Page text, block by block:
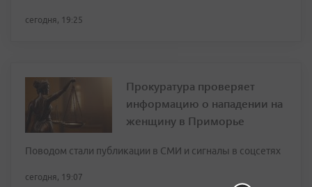
сегодня, 19:25
Прокуратура проверяет
информацию о нападении на
женщину в Приморье
Поводом стали публикации в СМИ и сигналы в соцсетях
сегодня, 19:07